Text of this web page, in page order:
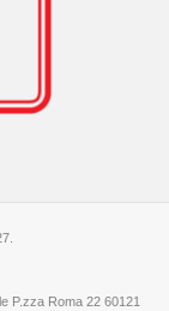
P.zza Roma 22 60121